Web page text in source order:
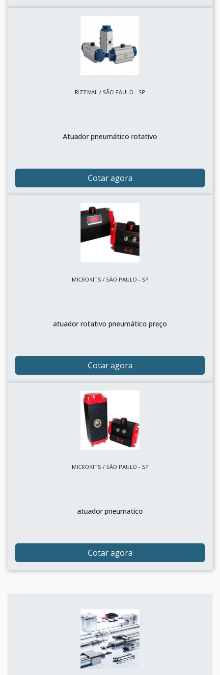
RIZZIVAL / SÃO PAULO - SP
Atuador pneumático rotativo
Cotar agora
MICROKITS / SÃO PAULO - SP
atuador rotativo pneumático preço
Cotar agora
MICROKITS / SÃO PAULO - SP
atuador pneumatico
Cotar agora